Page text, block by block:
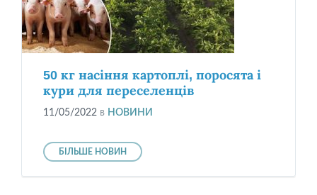
50 кг насіння картоплі, поросята і
кури для переселенців
11/05/2022 в НОВИНИ
БІЛЬШЕ НОВИН